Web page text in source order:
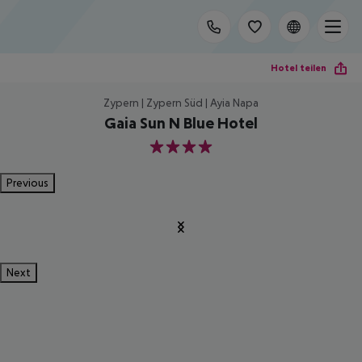
Hotel teilen
Zypern | Zypern Süd | Ayia Napa
Gaia Sun N Blue Hotel
4
Previous
Next